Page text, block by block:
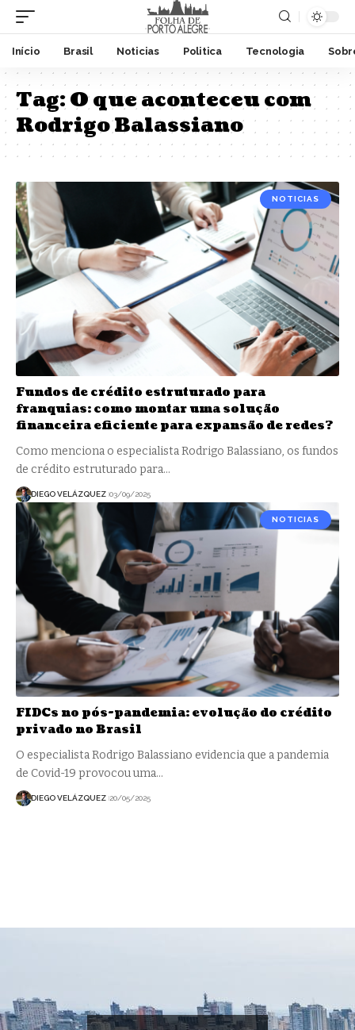
Início Brasil Noticias Politica Tecnologia
Tag:O que aconteceu com
Rodrigo Balassiano
NOTICIAS
Fundos de crédito estruturado para
franquias: como montar uma solução
financeira eficiente para expansão de redes?
Como menciona o especialista Rodrigo Balassiano, os fundos
de crédito estruturado para…
DIEGO VELÁZQUEZ 03/09/2025
NOTICIAS
FIDCs no pós-pandemia: evolução do crédito
privado no Brasil
O especialista Rodrigo Balassiano evidencia que a pandemia
de Covid-19 provocou uma…
DIEGO VELÁZQUEZ 20/05/2025